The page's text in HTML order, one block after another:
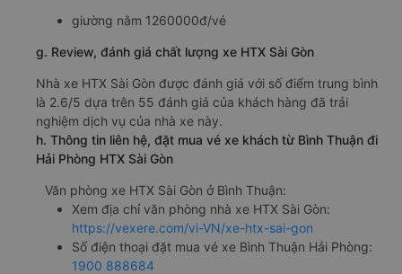
giường nằm 1260000đ/vé
g. Review, đánh giá chất lượng xe HTX Sài Gòn
Nhà xe HTX Sài Gòn được đánh giá với số điểm trung bình
là 2.6/5 dựa trên 55 đánh giá của khách hàng đã trải
nghiệm dịch vụ của nhà xe này.
h. Thông tin liên hệ, đặt mua vé xe khách từ Bình Thuận đi
Hải Phòng HTX Sài Gòn
Văn phòng xe HTX Sài Gòn ở Bình Thuận:
Xem địa chỉ văn phòng nhà xe HTX Sài Gòn:
https://vexere.com/vi-VN/xe-htx-sai-gon
Số điện thoại đặt mua vé xe Bình Thuận Hải Phòng:
1900 888684